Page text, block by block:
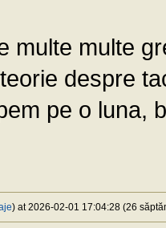
multe multe
despre
pe o luna,
) at 2026-02-01 17:04:28 (26